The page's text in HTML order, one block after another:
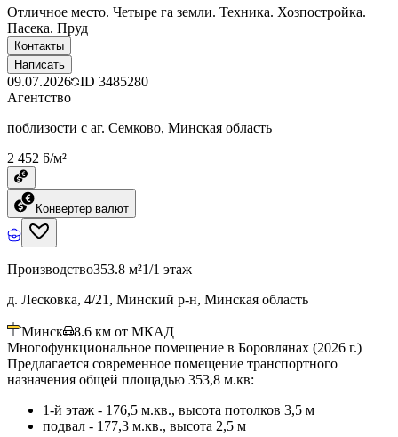
Отличное место. Четыре га земли. Техника. Хозпостройка.
Пасека. Пруд
Контакты
Написать
09.07.2026 ID 3485280
Агентство
поблизости с аг. Семково, Минская область
2 452 ƃ/м²
Конвертер валют
Производство353.8 м²1/1 этаж
д. Лесковка, 4/21, Минский р-н, Минская область
Минск 8.6 км от МКАД
Многофункциональное помещение в Боровлянах (2026 г.)
Предлагается современное помещение транспортного
назначения общей площадью 353,8 м.кв:
1-й этаж - 176,5 м.кв., высота потолков 3,5 м
подвал - 177,3 м.кв., высота 2,5 м